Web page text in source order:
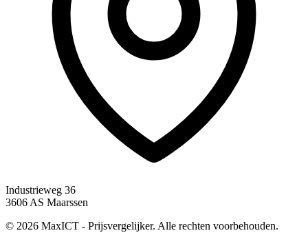
Industrieweg 36
3606 AS Maarssen
© 2026 MaxICT - Prijsvergelijker. Alle rechten voorbehouden.